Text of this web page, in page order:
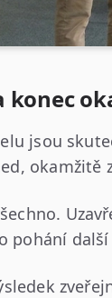
konec
jsou
okamžitě
pohání další